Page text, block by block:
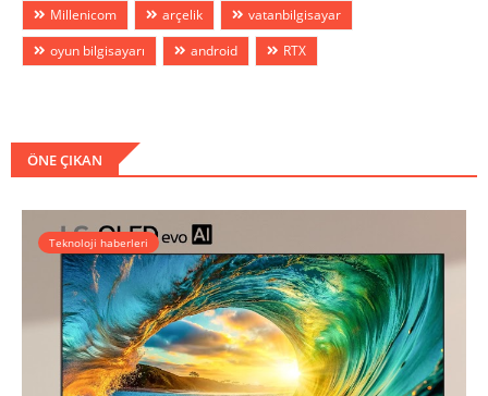
Millenicom
arçelik
vatanbilgisayar
oyun bilgisayarı
android RTX
ÖNE ÇIKAN
Teknoloji haberleri